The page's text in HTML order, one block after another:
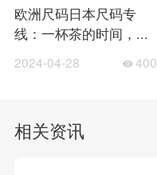
欧洲尺码日本尺码专
线：一杯茶的时间，...
2024-04-28 400
相关资讯